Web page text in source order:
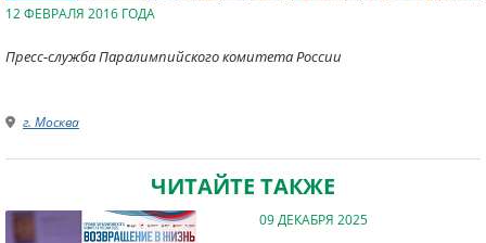
12 ФЕВРАЛЯ 2016 ГОДА
Пресс-служба Паралимпийского комитета России
г. Москва
ЧИТАЙТЕ ТАКЖЕ
09 ДЕКАБРЯ 2025